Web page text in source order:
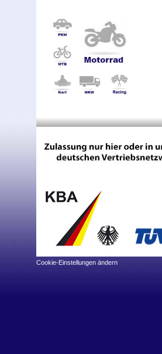
Cookie-Einstellungen ändern